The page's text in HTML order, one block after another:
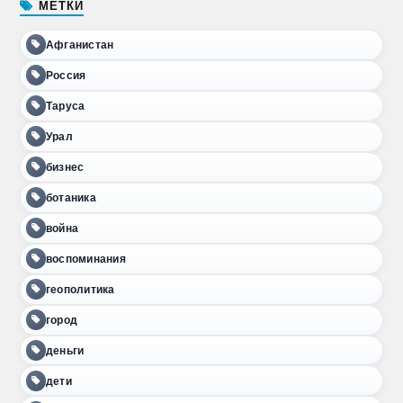
МЕТКИ
Афганистан
Россия
Таруса
Урал
бизнес
ботаника
война
воспоминания
геополитика
город
деньги
дети